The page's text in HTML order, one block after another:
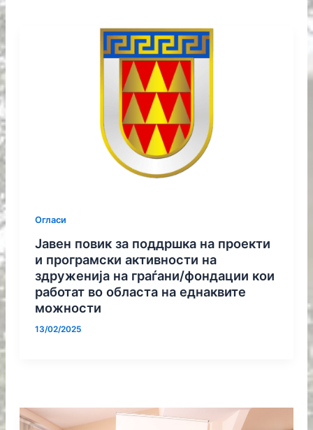
Огласи
Јавен повик за поддршка на проекти
и програмски активности на
здруженија на граѓани/фондации кои
работат во областа на еднаквите
можности
13/02/2025